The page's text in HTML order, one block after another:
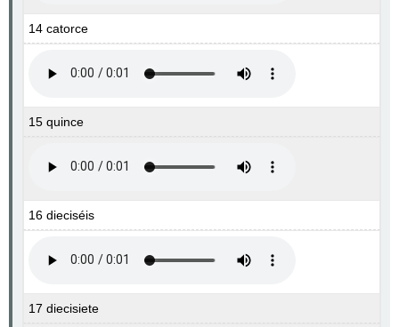
14 catorce
15 quince
16 dieciséis
17 diecisiete